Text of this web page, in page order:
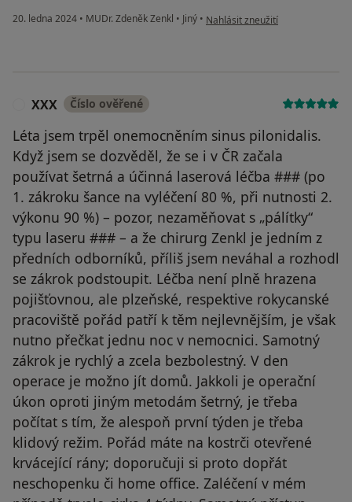
20. ledna 2024 • MUDr. Zdeněk Zenkl • Jiný • podle názoru uživatele Martin P
Nahlásit zneužití
XXX Číslo ověřené
Léta jsem trpěl onemocněním sinus pilonidalis.
Když jsem se dozvěděl, že se i v ČR začala
používat šetrná a účinná laserová léčba ### (po
1. zákroku šance na vyléčení 80 %, při nutnosti 2.
výkonu 90 %) – pozor, nezaměňovat s „pálítky“
typu laseru ### – a že chirurg Zenkl je jedním z
předních odborníků, příliš jsem neváhal a rozhodl
se zákrok podstoupit. Léčba není plně hrazena
pojišťovnou, ale plzeňské, respektive rokycanské
pracoviště pořád patří k těm nejlevnějším, je však
nutno přečkat jednu noc v nemocnici. Samotný
zákrok je rychlý a zcela bezbolestný. V den
operace je možno jít domů. Jakkoli je operační
úkon oproti jiným metodám šetrný, je třeba
počítat s tím, že alespoň první týden je třeba
klidový režim. Pořád máte na kostrči otevřené
krvácející rány; doporučuji si proto dopřát
neschopenku či home office. Zaléčení v mém